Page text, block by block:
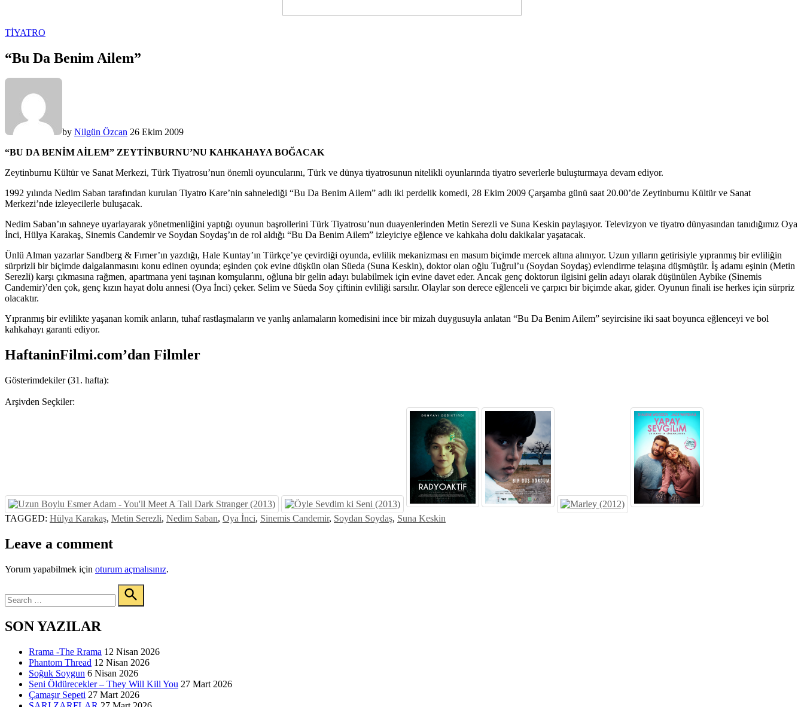
POSTED
TIYATRO
“Bu Da Benim Ailem”
by Nilgün Özcan 26 Ekim 2009
“BU DA BENİM AİLEM” ZEYTİNBURNU’NU KAHKAHAYA BOĞACAK
Zeytinburnu Kültür ve Sanat Merkezi, Türk Tiyatrosu’nun önemli oyuncularını, Türk ve dünya tiyatrosunun nitelikli oyunlarında tiyatro severlerle buluşturmaya devam ediyor.
1992 yılında Nedim Saban tarafından kurulan Tiyatro Kare’nin sahnelediği “Bu Da Benim Ailem” adlı iki perdelik komedi, 28 Ekim 2009 Çarşamba günü saat 20.00’de Zeytinburnu Kültür ve Sanat
Merkezi’nde izleyecilerle buluşacak.
Nedim Saban’ın sahneye uyarlayarak yönetmenliğini yaptığı oyunun başrollerini Türk Tiyatrosu’nun duayenlerinden Metin Serezli ve Suna Keskin paylaşıyor. Televizyon ve tiyatro dünyasından tanıdığımız Oya
İnci, Hülya Karakaş, Sinemis Candemir ve Soydan Soydaş’ın de rol aldığı “Bu Da Benim Ailem” izleyiciye eğlence ve kahkaha dolu dakikalar yaşatacak.
Ünlü Alman yazarlar Sandberg & Fırner’ın yazdığı, Hale Kuntay’ın Türkçe’ye çevirdiği oyunda, evlilik mekanizması en masum biçimde mercek altına alınıyor. Uzun yılların getirisiyle yıpranmış bir evliliğin
sürprizli bir biçimde dalgalanmasını konu edinen oyunda; eşinden çok evine düşkün olan Süeda (Suna Keskin), doktor olan oğlu Tuğrul’u (Soydan Soydaş) evlendirme telaşına düşmüştür. İş adamı eşinin (Metin
Serezli) karşı çıkmasına rağmen, apartmana yeni taşınan komşularını, oğluna bir gelin adayı bulabilmek için evine davet eder. Ancak genç doktorun ilgisini gelin adayı olarak düşünülen Aybike (Sinemis
Candemir)’den çok, genç kızın hayat dolu annesi (Oya İnci) çeker. Selim ve Süeda Soy çiftinin evliliği sarsılır. Olaylar son derece eğlenceli ve çarpıcı bir biçimde akar, gider. Oyunun finali ise herkes için sürpriz
olacaktır.
Yıpranmış bir evlilikte yaşanan komik anların, tuhaf rastlaşmaların ve yanlış anlamaların komedisini ince bir mizah duygusuyla anlatan “Bu Da Benim Ailem” seyircisine iki saat boyunca eğlenceyi ve bol
kahkahayı garanti ediyor.
HaftaninFilmi.com’dan Filmler
Gösterimdekiler (31. hafta):
Arşivden Seçkiler:
TAGGED: Hülya Karakaş, Metin Serezli, Nedim Saban, Oya İnci, Sinemis Candemir, Soydan Soydaş, Suna Keskin
Leave a comment
Yorum yapabilmek için oturum açmalısınız.
for:
Search
SON YAZILAR
Rrama -The Rrama 12 Nisan 2026
Phantom Thread 12 Nisan 2026
Soğuk Soygun 6 Nisan 2026
Seni Öldürecekler – They Will Kill You 27 Mart 2026
Çamaşır Sepeti 27 Mart 2026